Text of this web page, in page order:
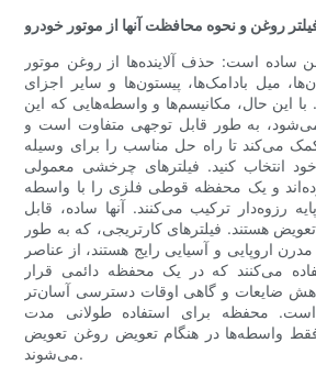
فیلتر روغن و نحوه محافظت آنها از موتور خودرو
ساده است: حذف آلاینده‌ها از روغن موتور
میل بادامک‌ها، پیستون‌ها و سایر اجزای
این حال، مکانیسم‌ها و واسطه‌هایی که این
به طور قابل توجهی متفاوت است و
کمک می‌کند تا راه حل مناسب را برای وسیله
انتخاب کنید. فیلترهای چرخشی معمولی
و یک محفظه قوطی فلزی را با واسطه
رزوه‌دار ترکیب می‌کنند. آنها ساده، قابل
هستند. فیلترهای کارتریجی، که به طور
اروپایی و آسیایی رایج هستند، از عناصر
می‌کنند که در یک محفظه دائمی قرار
ضایعات و گاهی اوقات دسترسی آسان‌تر
محفظه برای استفاده طولانی مدت
واسطه‌ها در هنگام تعویض روغن تعویض
می‌شوند.